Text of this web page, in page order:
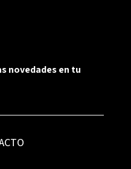
novedades en tu